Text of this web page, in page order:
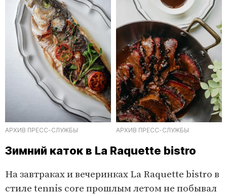
АРХИВ ПРЕСС-СЛУЖБЫ АРХИВ ПРЕСС-СЛУЖБЫ
Зимний каток в La Raquette bistro
На завтраках и вечеринках La Raquette bistro в
стиле tennis core прошлым летом не побывал